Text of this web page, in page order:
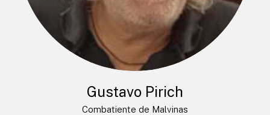
Gustavo Pirich
Combatiente de Malvinas